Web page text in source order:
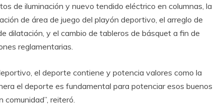
de iluminación y nuevo tendido eléctrico en columnas, la
de área de juego del playón deportivo, el arreglo de
dilatación, y el cambio de tableros de básquet a fin de
reglamentarias.
el deporte contiene y potencia valores como la
el deporte es fundamental para potenciar esos buenos
reiteró.